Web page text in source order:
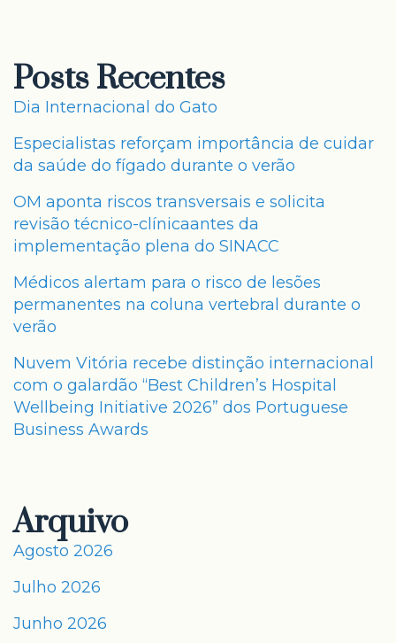
Posts Recentes
Dia Internacional do Gato
Especialistas reforçam importância de cuidar
da saúde do fígado durante o verão
OM aponta riscos transversais e solicita
revisão técnico-clínicaantes da
implementação plena do SINACC
Médicos alertam para o risco de lesões
permanentes na coluna vertebral durante o
verão
Nuvem Vitória recebe distinção internacional
com o galardão “Best Children’s Hospital
Wellbeing Initiative 2026” dos Portuguese
Business Awards
Arquivo
Agosto 2026
Julho 2026
Junho 2026